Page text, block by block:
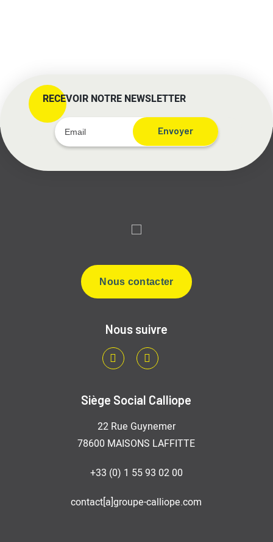
RECEVOIR NOTRE NEWSLETTER
Envoyer
Nous contacter
Nous suivre
LinkedInYoutube
Siège Social Calliope
22 Rue Guynemer
78600 MAISONS LAFFITTE
+33 (0) 1 55 93 02 00
contact[a]groupe-calliope.com